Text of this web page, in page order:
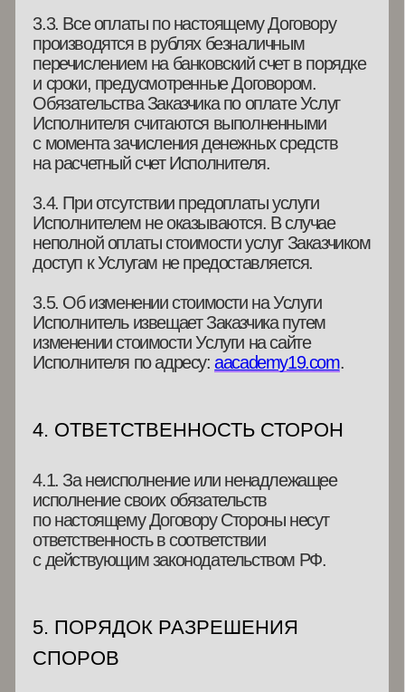
заказа;
— Название Услуги (курса, пакета услуг);
— Дату заказа;
— Информацию о платежах;
— Причины отказа от услуг.
Стороны пришли к соглашению, что в случае
предоставления Заказчиком не полной
необходимой для отказа от Услуги
информации Исполнитель имеет право
отказать в возврате ранее уплаченных
денежных средств.
6.4. Если Заказчик не воспользовался
Услугой (не принял участие в мероприятии,
не посмотрел доступные Заказчику занятия)
не по вине Исполнителя, Исполнитель вправе
не возмещать Заказчику стоимость таких
Услуг.
6.5. Услуги считаются оказанными в полном
объеме и надлежащим образом в случае
отсутствия претензий со стороны Заказчика,
на дату завершения оказания Услуг
в соответствии с ее условиями.
исполнения Сторонами своих обязательств.
и дополнения к настоящему Договору
являются его неотъемлемыми частями.
6.9. Договор-оферта сохраняет силу в случае
изменения реквизитов Сторон, изменения
организационно-правовой формы и в иных
случаях, установленных
законодательством РФ.
Исполнитель
7. РЕКВИЗИТЫ ИСПОЛНИТЕЛЯ